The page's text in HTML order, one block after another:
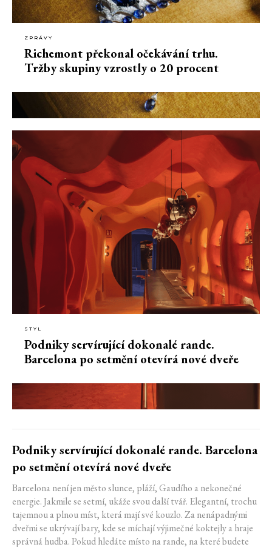
ZPRÁVY
Richemont překonal očekávání trhu.
Tržby skupiny vzrostly o 20 procent
STYL
Podniky servírující dokonalé rande.
Barcelona po setmění otevírá nové dveře
Podniky servírující dokonalé rande. Barcelona
po setmění otevírá nové dveře
Barcelona není jen město slunce, pláží, Gaudího a nekonečné
energie. Jakmile se setmí, ukáže svou další tvář. Elegantní, trochu
tajemnou a plnou míst, která mají své kouzlo. Za nenápadnými
dveřmi se ukrývají bary, kde se míchají výjimečné koktejly a hraje
správná hudba. Pokud hledáte místo na rande, na které budete